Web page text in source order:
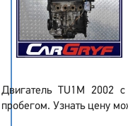
Двигатель TU1M 2002
пробегом. Узнать цену